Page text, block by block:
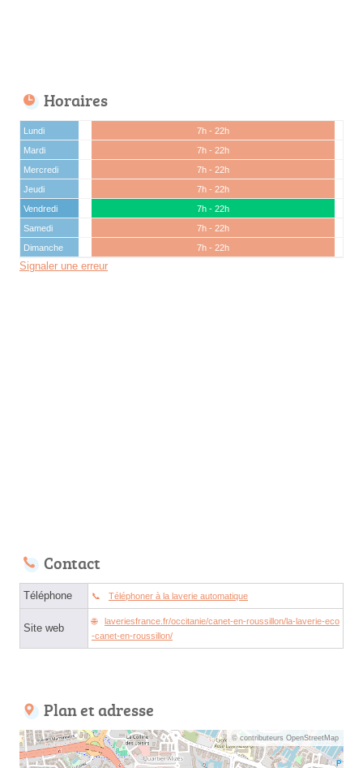
Horaires
Lundi
7h - 22h
Mardi
7h - 22h
Mercredi
7h - 22h
Jeudi
7h - 22h
Vendredi
7h - 22h
Samedi
7h - 22h
Dimanche
7h - 22h
Signaler une erreur
Contact
Téléphone Téléphoner à la laverie automatique
Site web
laveriesfrance.fr/occitanie/canet-en-roussillon/la-laverie-eco
-canet-en-roussillon/
Plan et adresse
© contributeurs OpenStreetMap